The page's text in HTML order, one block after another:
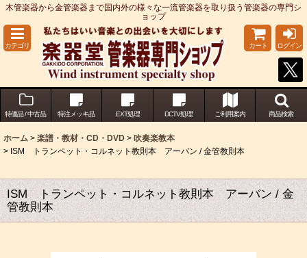
木管楽器から金管楽器まで国内外の様々な一流管楽器を取り扱う管楽器の専門シ
ョップ
カテゴリ カート ログイン
特価品 / 中古品 特注メッキ品 EXT処理 DCTV処理 ご利用案内 商品検索
ホーム > 楽譜・教材・CD・DVD > 吹奏楽教本
> ISM トランペット・コルネット教則本 アーバン / 金管教則本
ISM トランペット・コルネット教則本 アーバン / 金
管教則本